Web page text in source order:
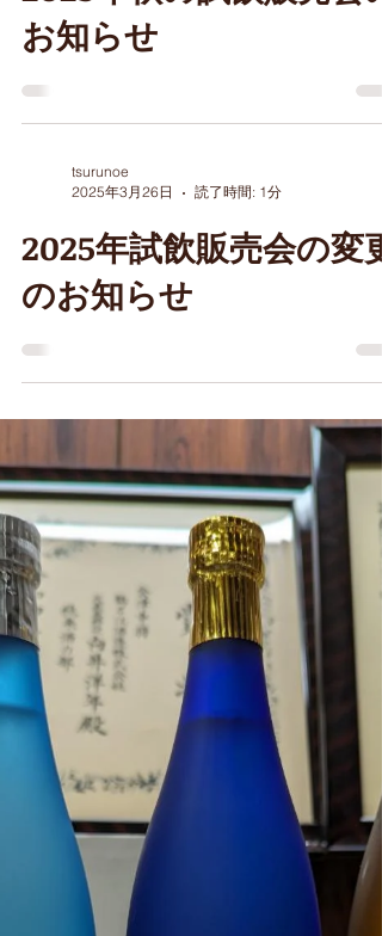
tsurunoe
2025年8月21日
2025年秋の試飲販売会の
お知らせ
tsurunoe
2025年3月26日
2025年試飲販売会の変更
のお知らせ